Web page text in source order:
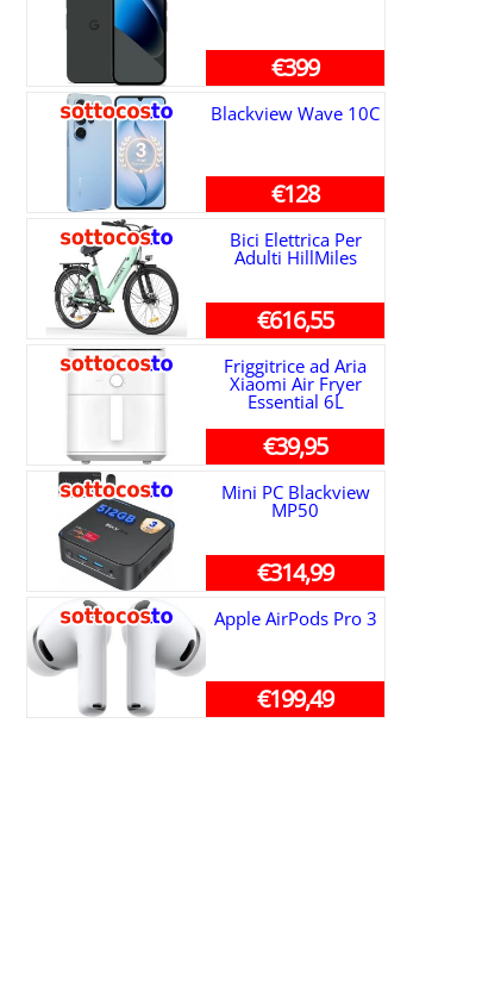
€399
Blackview Wave 10C
€128
Bici Elettrica Per
Adulti HillMiles
€616,55
Friggitrice ad Aria
Xiaomi Air Fryer
Essential 6L
€39,95
Mini PC Blackview
MP50
€314,99
Apple AirPods Pro 3
€199,49